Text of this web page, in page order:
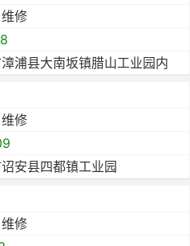
修
浦县大南坂镇腊山工业园内
修
安县四都镇工业园
修